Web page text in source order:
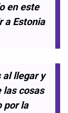
en este
a Estonia
al llegar y
las cosas
por la